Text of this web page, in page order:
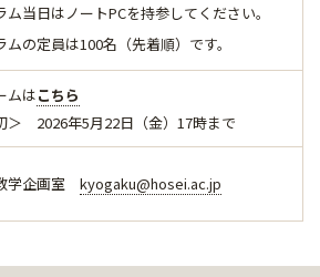
当日はノートPCを持参してください。
の定員は100名（先着順）です。
ムはこちら
＞ 2026年5月22日（金）17時まで
学企画室 kyogaku@hosei.ac.jp